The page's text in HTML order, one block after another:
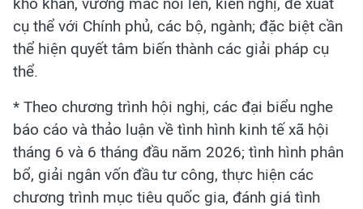
cụ thể với Chính phủ, các bộ, ngành; đặc biệt cần
thể hiện quyết tâm biến thành các giải pháp cụ
thể.
* Theo chương trình hội nghị, các đại biểu nghe
báo cáo và thảo luận về tình hình kinh tế xã hội
tháng 6 và 6 tháng đầu năm 2026; tình hình phân
bổ, giải ngân vốn đầu tư công, thực hiện các
chương trình mục tiêu quốc gia, đánh giá tình